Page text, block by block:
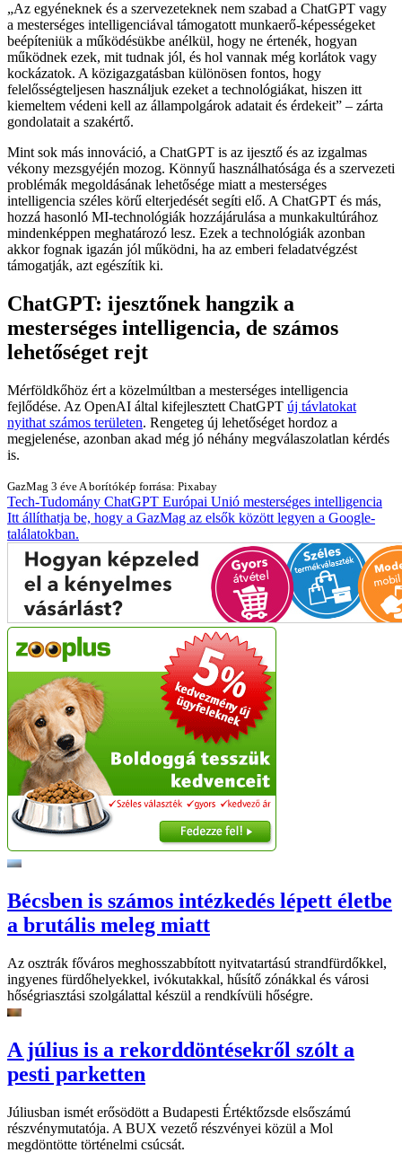
Az egyéneknek és a szervezeteknek nem szabad a ChatGPT vagy
a mesterséges intelligenciával támogatott munkaerő-képességeket
beépíteniük a működésükbe anélkül, hogy ne értenék, hogyan
működnek ezek, mit tudnak jól, és hol vannak még korlátok vagy
kockázatok. A közigazgatásban különösen fontos, hogy
felelősségteljesen használjuk ezeket a technológiákat, hiszen itt
kiemeltem védeni kell az állampolgárok adatait és érdekeit
– zárta
gondolatait a szakértő.
Mint sok más innováció, a ChatGPT is az ijesztő és az izgalmas
vékony mezsgyéjén mozog. Könnyű használhatósága és a szervezeti
problémák megoldásának lehetősége miatt a mesterséges
intelligencia széles körű elterjedését segíti elő. A ChatGPT és más,
hozzá hasonló MI-technológiák hozzájárulása a munkakultúrához
mindenképpen meghatározó lesz. Ezek a technológiák azonban
akkor fognak igazán jól működni, ha az emberi feladatvégzést
támogatják, azt egészítik ki.
ChatGPT: ijesztőnek hangzik a
mesterséges intelligencia, de számos
lehetőséget rejt
Mérföldkőhöz ért a közelmúltban a mesterséges intelligencia
fejlődése. Az OpenAI által kifejlesztett ChatGPT új távlatokat
nyithat számos területen. Rengeteg új lehetőséget hordoz a
megjelenése, azonban akad még jó néhány megválaszolatlan kérdés
is.
GazMag 3 éveA borítókép forrása: Pixabay
Tech-Tudomány ChatGPT Európai Unió mesterséges intelligencia
Itt állíthatja be, hogy a GazMag az elsők között legyen a Google-
találatokban.
Bécsben is számos intézkedés lépett életbe
a brutális meleg miatt
Az osztrák főváros meghosszabbított nyitvatartású strandfürdőkkel,
ingyenes fürdőhelyekkel, ivókutakkal, hűsítő zónákkal és városi
hőségriasztási szolgálattal készül a rendkívüli hőségre.
A július is a rekorddöntésekről szólt a
pesti parketten
Júliusban ismét erősödött a Budapesti Értéktőzsde elsőszámú
részvénymutatója. A BUX vezető részvényei közül a Mol
megdöntötte történelmi csúcsát.